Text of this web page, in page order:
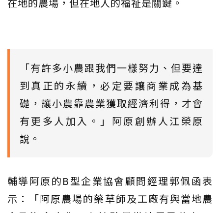
「有許多小農跟我們一樣努力、但要達
到真正的永續，必定要讓商業成為基
礎，讓小農靠農業獲取經濟利得，才會
有更多人加入。」阿原創辦人江榮原
說。
輔導阿原的B型企業協會顧問經理郭佩函表
示：「阿原農場的藥草師及工廠有與當地農